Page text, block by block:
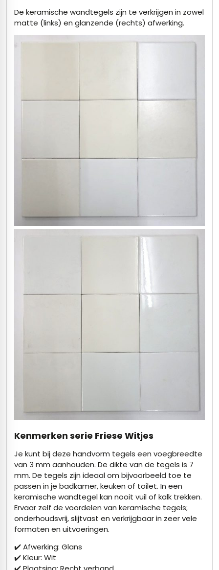
De keramische wandtegels zijn te verkrijgen in zowel
matte (links) en glanzende (rechts) afwerking.
Kenmerken serie Friese Witjes
Je kunt bij deze handvorm tegels een voegbreedte
van 3 mm aanhouden. De dikte van de tegels is 7
mm. De tegels zijn ideaal om bijvoorbeeld toe te
passen in je badkamer, keuken of toilet. In een
keramische wandtegel kan nooit vuil of kalk trekken.
Ervaar zelf de voordelen van keramische tegels;
onderhoudsvrij, slijtvast en verkrijgbaar in zeer vele
formaten en uitvoeringen.
✔️ Afwerking: Glans
✔️ Kleur: Wit